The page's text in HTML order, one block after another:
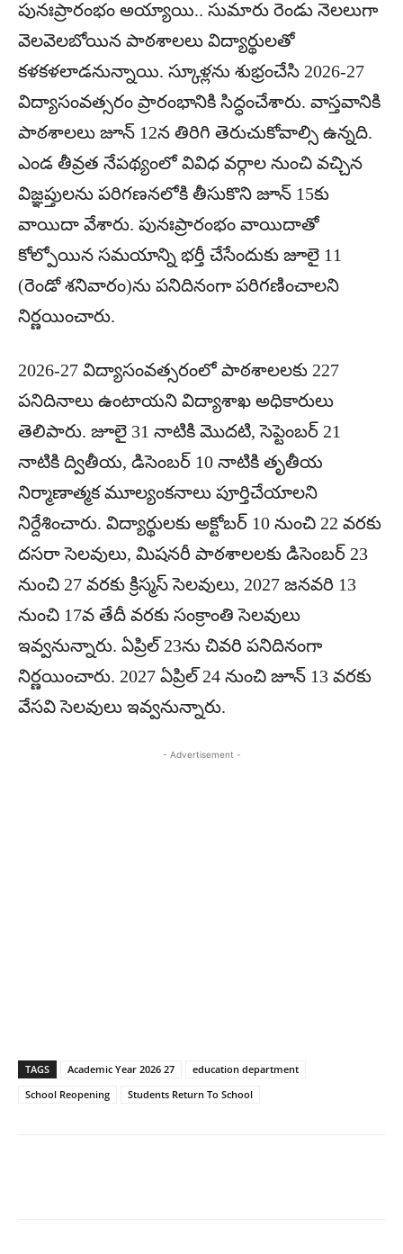
పునఃప్రారంభం అయ్యాయి.. సుమారు రెండు నెలలుగా
వెలవెలబోయిన పాఠశాలలు విద్యార్థులతో
కళకళలాడనున్నాయి. స్కూళ్లను శుభ్రంచేసి 2026-27
విద్యాసంవత్సరం ప్రారంభానికి సిద్ధంచేశారు. వాస్తవానికి
పాఠశాలలు జూన్‌ 12న తిరిగి తెరుచుకోవాల్సి ఉన్నది.
ఎండ తీవ్రత నేపథ్యంలో వివిధ వర్గాల నుంచి వచ్చిన
విజ్ఞప్తులను పరిగణనలోకి తీసుకొని జూన్‌ 15కు
వాయిదా వేశారు. పునఃప్రారంభం వాయిదాతో
కోల్పోయిన సమయాన్ని భర్తీ చేసేందుకు జూలై 11
(రెండో శనివారం)ను పనిదినంగా పరిగణించాలని
నిర్ణయించారు.
2026-27 విద్యాసంవత్సరంలో పాఠశాలలకు 227
పనిదినాలు ఉంటాయని విద్యాశాఖ అధికారులు
తెలిపారు. జూలై 31 నాటికి మొదటి, సెప్టెంబర్‌ 21
నాటికి ద్వితీయ, డిసెంబర్‌ 10 నాటికి తృతీయ
నిర్మాణాత్మక మూల్యంకనాలు పూర్తిచేయాలని
నిర్దేశించారు. విద్యార్థులకు అక్టోబర్‌ 10 నుంచి 22 వరకు
దసరా సెలవులు, మిషనరీ పాఠశాలలకు డిసెంబర్‌ 23
నుంచి 27 వరకు క్రిస్మస్‌ సెలవులు, 2027 జనవరి 13
నుంచి 17వ తేదీ వరకు సంక్రాంతి సెలవులు
ఇవ్వనున్నారు. ఏప్రిల్‌ 23ను చివరి పనిదినంగా
నిర్ణయించారు. 2027 ఏప్రిల్‌ 24 నుంచి జూన్‌ 13 వరకు
వేసవి సెలవులు ఇవ్వనున్నారు.
- Advertisement -
TAGS Academic Year 2026 27
education department
School Reopening
Students Return To School